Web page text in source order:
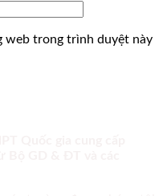
web trong trình duyệt này